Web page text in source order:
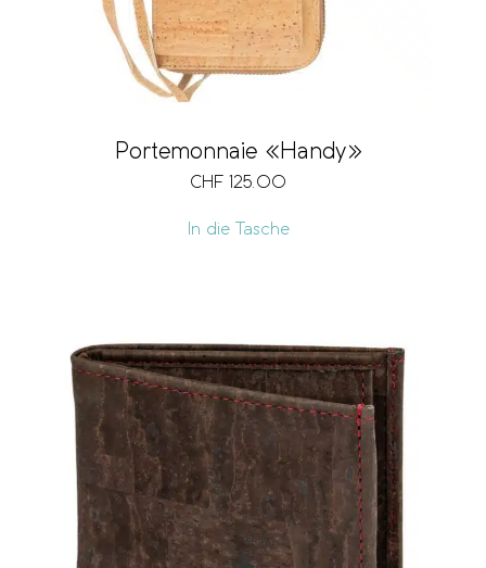
Portemonnaie «Handy»
CHF 125.00
In die Tasche